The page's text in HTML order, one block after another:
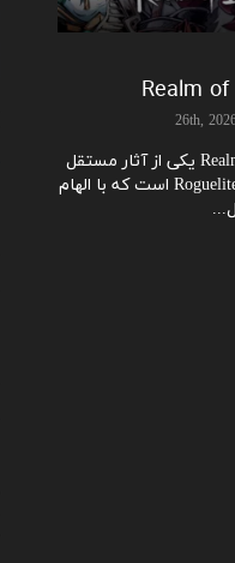
Realm
مقدمه Realm of Ink یکی از آثار مستقل
جدید در سبک Roguelite است که با الهام